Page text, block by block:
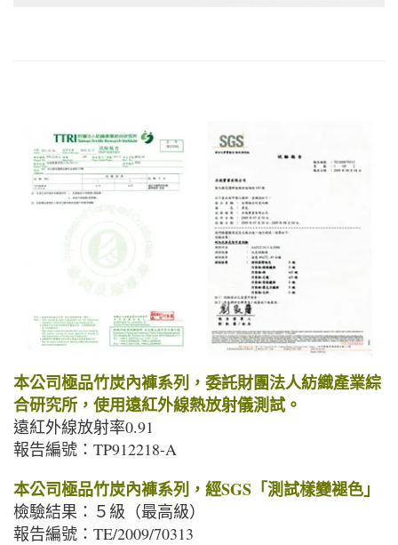
本公司極品竹炭內褲系列，委託財團法人紡織產業綜
合研究所，使用遠紅外線熱放射儀測試。
遠紅外線放射率0.91
報告編號：TP912218-A
本公司極品竹炭內褲系列，經SGS「測試樣變褪色」
檢驗結果：５級（最高級）
報告編號：TE/2009/70313